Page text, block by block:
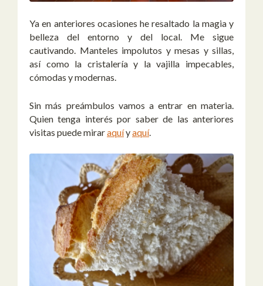
Ya en anteriores ocasiones he resaltado la magia y
belleza del entorno y del local. Me sigue
cautivando. Manteles impolutos y mesas y sillas,
así como la cristalería y la vajilla impecables,
cómodas y modernas.
Sin más preámbulos vamos a entrar en materia.
Quien tenga interés por saber de las anteriores
visitas puede miraraquíyaquí.